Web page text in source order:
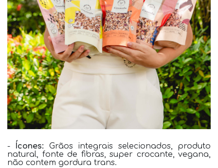
- Ícones: Grãos integrais selecionados, produto
natural, fonte de fibras, super crocante, vegana,
não contem gordura trans.